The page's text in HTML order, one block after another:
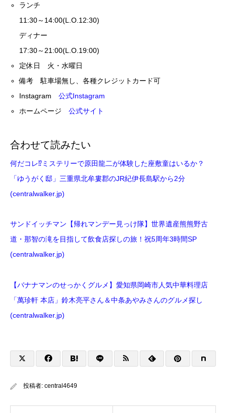
ランチ
11:30～14:00(L.O.12:30)
ディナー
17:30～21:00(L.O.19:00)
定休日 火・水曜日
備考 駐車場無し、各種クレジットカード可
Instagram公式Instagram
ホームページ公式サイト
合わせて読みたい
何だコレ⁉ミステリーで原田龍二が体験した座敷童はいるか？
「ゆうがく邸」三重県北牟婁郡のJR紀伊長島駅から2分
(centralwalker.jp)
サンドイッチマン【帰れマンデー見っけ隊】世界遺産熊熊野古
道・那智の滝を目指して飲食店探しの旅！祝5周年3時間SP
(centralwalker.jp)
【バナナマンのせっかくグルメ】愛知県岡崎市人気中華料理店
「萬珍軒 本店」鈴木亮平さん＆中条あやみさんのグルメ探し
(centralwalker.jp)
投稿者: central4649